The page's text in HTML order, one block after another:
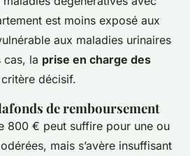
est moins exposé aux
aux maladies urinaires
cas, la prise en charge des
décisif.
de remboursement
800 € peut suffire pour une ou
mais s’avère insuffisant